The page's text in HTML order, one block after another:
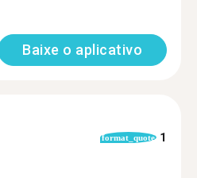
Baixe o aplicativo
format_quote 1